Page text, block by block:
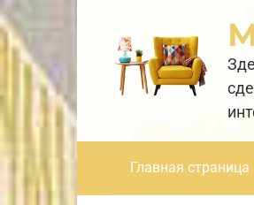
Перейти
к
контенту
Главная страница